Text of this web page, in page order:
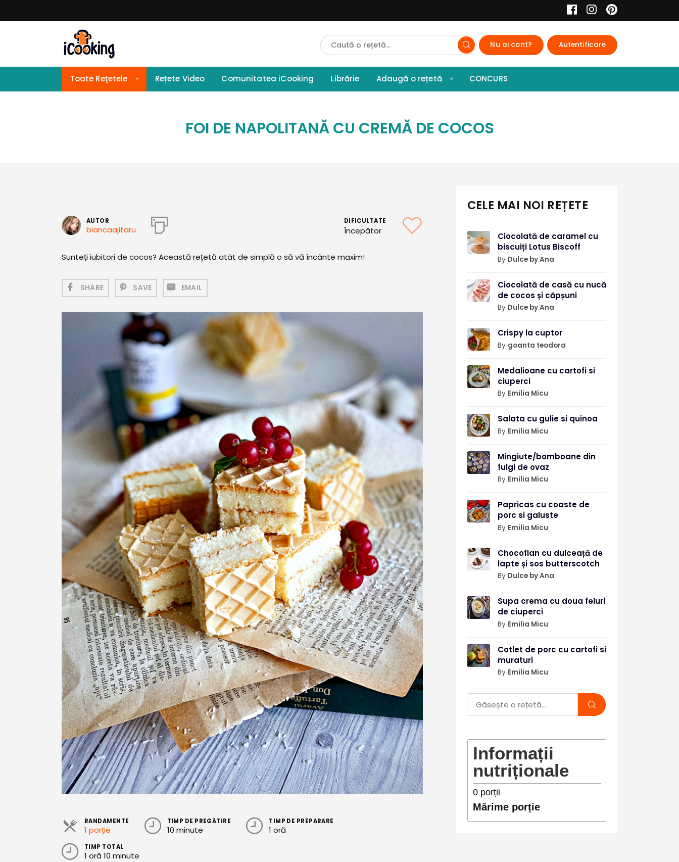
Cauta
Retete
Nu ai cont? Autentificare
Toate Reţetele Rețete Video Comunitatea iCooking Librărie Adaugă o rețetă CONCURS
FOI DE NAPOLITANĂ CU CREMĂ DE COCOS
AUTOR
biancaajitaru
DIFICULTATE
Începător
Sunteți iubitori de cocos? Această rețetă atât de simplă o să vă încânte maxim!
SHARE SAVE EMAIL
RANDAMENTE
1 porție
TIMP DE PREGĂTIRE
10 minute
TIMP DE PREPARARE
1 oră
TIMP TOTAL
1 oră 10 minute
CELE MAI NOI REȚETE
Ciocolată de caramel cu
biscuiți Lotus Biscoff
By Dulce by Ana
Ciocolată de casă cu nucă
de cocos și căpșuni
By Dulce by Ana
Crispy la cuptor
By goanta teodora
Medalioane cu cartofi si
ciuperci
By Emilia Micu
Salata cu gulie si quinoa
By Emilia Micu
Mingiute/bomboane din
fulgi de ovaz
By Emilia Micu
Papricas cu coaste de
porc si galuste
By Emilia Micu
Chocoflan cu dulceață de
lapte și sos butterscotch
By Dulce by Ana
Supa crema cu doua feluri
de ciuperci
By Emilia Micu
Cotlet de porc cu cartofi si
muraturi
By Emilia Micu
Informații
nutriționale
0porții
Mărime porție